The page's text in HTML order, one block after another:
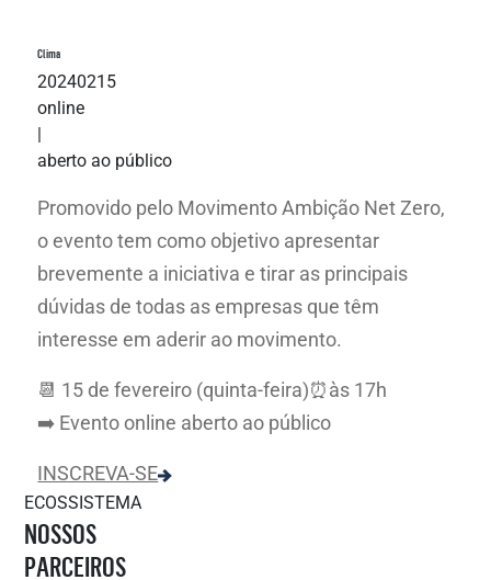
Clima
20240215
online
aberto ao público
Promovido pelo Movimento Ambição Net Zero,
o evento tem como objetivo apresentar
brevemente a iniciativa e tirar as principais
dúvidas de todas as empresas que têm
interesse em aderir ao movimento.
📆 15 de fevereiro (quinta-feira)⏰às 17h
➡️ Evento online aberto ao público
INSCREVA-SE
ECOSSISTEMA
NOSSOS
PARCEIROS